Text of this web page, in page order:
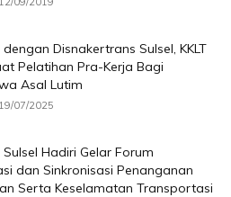
Disnakertrans Sulsel, KKLT
Pelatihan Pra-Kerja Bagi
Asal Lutim
19/07/2025
Hadiri Gelar Forum
dan Sinkronisasi Penanganan
Serta Keselamatan Transportasi